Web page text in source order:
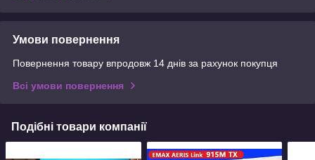
Умови повернення
Повернення товару впродовж 14 днів за рахунок покупця
Всі умови повернення
Подібні товари компанії